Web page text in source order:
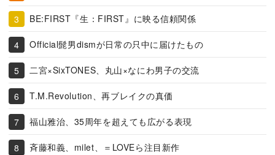
BE:FIRST『生：FIRST』に映る信頼関係
Official髭男dismが日常の只中に届けたもの
二宮×SixTONES、丸山×なにわ男子の交流
T.M.Revolution、再ブレイクの真価
福山雅治、35周年を超えても広がる表現
斉藤和義、milet、＝LOVEら注目新作